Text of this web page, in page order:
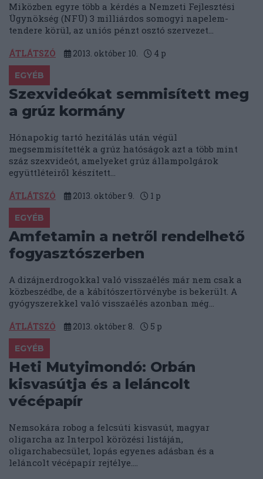
Miközben egyre több a kérdés a Nemzeti Fejlesztési
Ügynökség (NFÜ) 3 milliárdos somogyi napelem-
tendere körül, az uniós pénzt osztó szervezet...
ÁTLÁTSZÓ 2013. október 10. 4 p
EGYÉB
Szexvideókat semmisített meg
a grúz kormány
Hónapokig tartó hezitálás után végül
megsemmisítették a grúz hatóságok azt a több mint
száz szexvideót, amelyeket grúz állampolgárok
együttléteiről készített...
ÁTLÁTSZÓ 2013. október 9. 1 p
EGYÉB
Amfetamin a netről rendelhető
fogyasztószerben
A dizájnerdrogokkal való visszaélés már nem csak a
közbeszédbe, de a kábítószertörvénybe is bekerült. A
gyógyszerekkel való visszaélés azonban még...
ÁTLÁTSZÓ 2013. október 8. 5 p
EGYÉB
Heti Mutyimondó: Orbán
kisvasútja és a leláncolt
vécépapír
Nemsokára robog a felcsúti kisvasút, magyar
oligarcha az Interpol körözési listáján,
oligarchabecsület, lopás egyenes adásban és a
leláncolt vécépapír rejtélye....